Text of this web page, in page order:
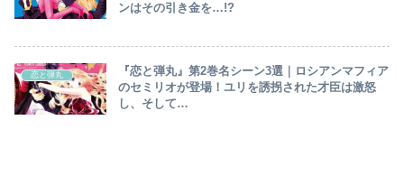
ンはその引き金を…!?
恋と弾丸
『恋と弾丸』第2巻名シーン3選｜ロシアンマフィア
のセミリオが登場！ユリを誘拐された才臣は激怒
し、そして…